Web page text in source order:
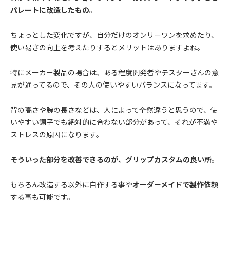
パレートに改造したもの。
ちょっとした変化ですが、自分だけのオンリーワンを求めたり、
使い易さの向上を考えたりするとメリットはありますよね。
特にメーカー製品の場合は、ある程度開発者やテスターさんの意
見が通ってるので、その人の使いやすいバランスになってます。
背の高さや腕の長さなどは、人によって全然違うと思うので、使
いやすい調子でも絶対的に合わない部分があって、それが不満や
ストレスの原因になります。
そういった部分を改善できるのが、グリップカスタムの良い所。
もちろん改造する以外に自作する事やオーダーメイドで製作依頼
する事も可能です。